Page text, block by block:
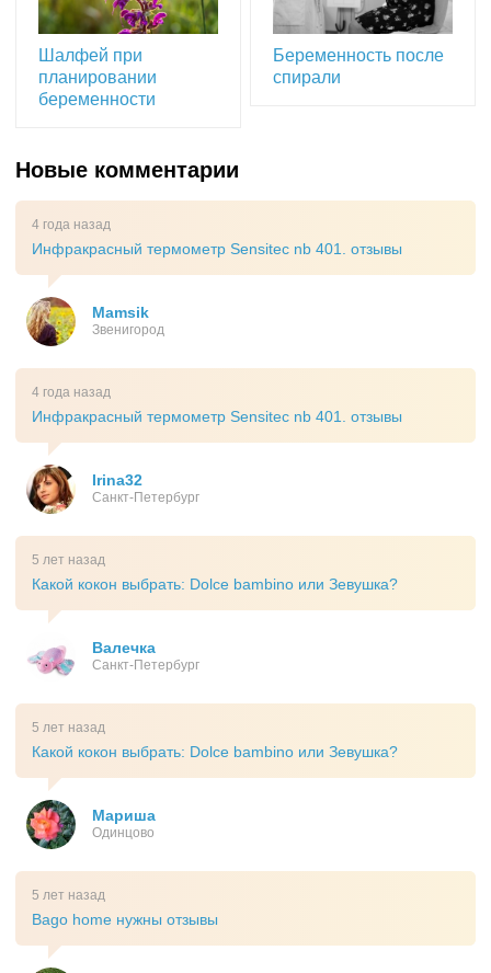
Шалфей при
планировании
беременности
Беременность после
спирали
Новые комментарии
4 года назад
Инфракрасный термометр Sensitec nb 401. отзывы
Mamsik
Звенигород
4 года назад
Инфракрасный термометр Sensitec nb 401. отзывы
Irina32
Санкт-Петербург
5 лет назад
Какой кокон выбрать: Dolce bambino или Зевушка?
Валечка
Санкт-Петербург
5 лет назад
Какой кокон выбрать: Dolce bambino или Зевушка?
Мариша
Одинцово
5 лет назад
Bago home нужны отзывы